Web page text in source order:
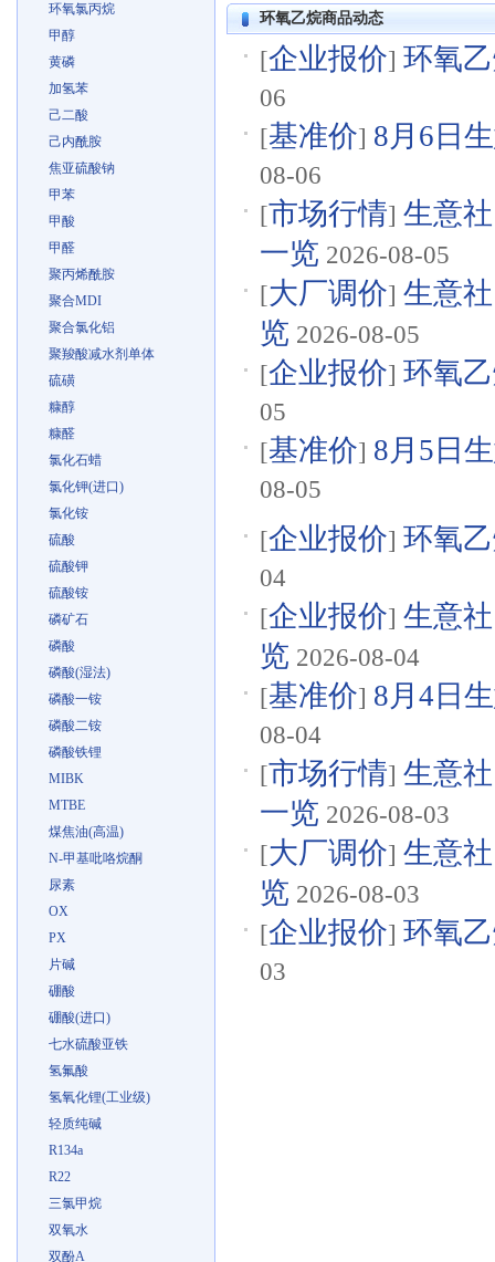
环氧氯丙烷
甲醇
黄磷
加氢苯
己二酸
己内酰胺
焦亚硫酸钠
甲苯
甲酸
甲醛
聚丙烯酰胺
聚合MDI
聚合氯化铝
聚羧酸减水剂单体
硫磺
糠醇
糠醛
氯化石蜡
氯化钾(进口)
氯化铵
硫酸
硫酸钾
硫酸铵
磷矿石
磷酸
磷酸(湿法)
磷酸一铵
磷酸二铵
磷酸铁锂
MIBK
MTBE
煤焦油(高温)
N-甲基吡咯烷酮
尿素
OX
PX
片碱
硼酸
硼酸(进口)
七水硫酸亚铁
氢氟酸
氢氧化锂(工业级)
轻质纯碱
R134a
R22
三氯甲烷
双氧水
双酚A
环氧乙烷商品动态
[企业报价] 环氧
06
[基准价] 8月6日
08-06
[市场行情] 生意
一览 2026-08-05
[大厂调价] 生意
览 2026-08-05
[企业报价] 环氧
05
[基准价] 8月5日
08-05
[企业报价] 环氧
04
[企业报价] 生意
览 2026-08-04
[基准价] 8月4日
08-04
[市场行情] 生意
一览 2026-08-03
[大厂调价] 生意
览 2026-08-03
[企业报价] 环氧
03